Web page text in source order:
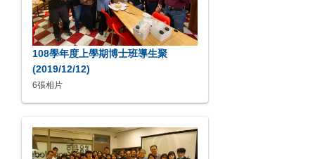
108學年度上學期博士班導生聚
(2019/12/12)
6張相片